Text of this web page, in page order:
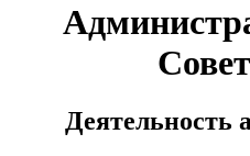
Деятельность